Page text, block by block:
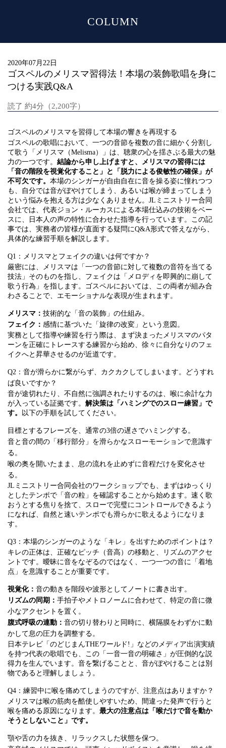
COLUMN
2020年07月22日
ゴスペルのメリスマ習得法！本場の装飾歌唱を身に
つける実践Q&A
読了 約4分（2,200字）
ゴスペルのメリスマを習得して本場の響きを再現する
ゴスペルの歌唱において、一つの音節を複数の音に細かく分割し
て歌う「メリスマ（Melisma）」は、聴衆の心を揺さぶる最大の魅
力の一つです。 結論から申し上げますと、メリスマの習得には
「音の階段を視覚化すること」と「脱力による俊敏性の確保」が
不可欠です。 本場のシンガーが自由自在に音を操る姿に憧れつつ
も、自分では音がぼやけてしまう、あるいは喉が締まってしまう
という悩みを抱える方は少なくありません。JLミニストリー合同
会社では、代表ジョン・ルーカスによる本場仕込みの技術をベー
スに、日本人の声の特性に合わせた指導を行っています。この記
事では、実務者の皆様が直面する疑問にQ&A形式で答えながら、
具体的な練習手順を解説します。
Q1：メリスマとフェイクの違いは何ですか？
厳密には、メリスマは「一つの音節に対して複数の音符を当てる
技法」そのものを指し、フェイクは「メロディを即興的に崩して
歌う行為」を指します。ゴスペルにおいては、この両者が組み合
わさることで、エモーショナルな表現が生まれます。
メリスマ： 技術的な「音の装飾」の仕組み。
フェイク： 感情に基づいた「旋律の改変」という意図。
実務として指導や練習を行う際は、まず決まったメリスマのパタ
ーンを正確にトレースする練習から始め、徐々に自分なりのフェ
イクへと昇華させるのが近道です。
Q2：音が滑らかに繋がらず、カクカクしてしまいます。どうすれ
ば良いですか？
音が途切れたり、不自然に強調されたりするのは、喉に余計な力
が入っている証拠です。 解決策は「ハミングでのスロー練習」で
す。 以下の手順を試してください。
目標とするフレーズを、通常の3倍の遅さでハミングする。
音と音の間の「移行部分」を滑らかなスローモーションで意識す
る。
喉の奥を開いたまま、息の流れを止めずに音程だけを変化させ
る。
JLミニストリー合同会社のワークショップでも、まずはゆっくり
としたテンポで「音の粒」を確認することから始めます。速く歌
おうとする焦りを捨て、スローで完璧にコントロールできるよう
になれば、自然と速いテンポでも滑らかに歌えるようになりま
す。
Q3：本場のシンガーのような「キレ」を出すためのポイントは？
キレの正体は、正確なピッチ（音高）の移動と、リズムのアクセ
ントです。曖昧に音をなぞるのではなく、一つ一つの音に「着地
点」を意識することが重要です。
視覚化： 音の動きを階段や波形としてノートに書き出す。
リズムの同期： 手拍子やメトロノームに合わせて、特定の音に微
小なアクセントを置く。
腹式呼吸の連動： 音の切り替わりと同時に、横隔膜をわずかに動
かして息の圧力を調整する。
日本テレビ「のどじまんTHEワールド!」などのメディア出演実績
を持つ代表の歌唱でも、この「一音一音の明確さ」が圧倒的な説
得力を生んでいます。音を繋げることと、音がぼやけることは別
物であると理解しましょう。
Q4：練習中に喉を痛めてしまうのですが、注意点はありますか？
メリスマは喉の筋肉を酷使しやすいため、間違った発声で行うと
喉を痛める原因になります。 最大の注意点は「喉だけで音を動か
そうとしないこと」です。
顎や舌の力を抜き、リラックスした状態を保つ。